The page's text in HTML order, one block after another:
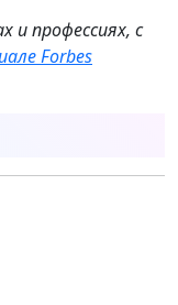
и профессиях, с
Forbes